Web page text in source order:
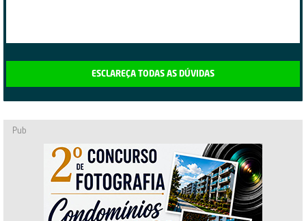
ESCLAREÇA TODAS AS DÚVIDAS